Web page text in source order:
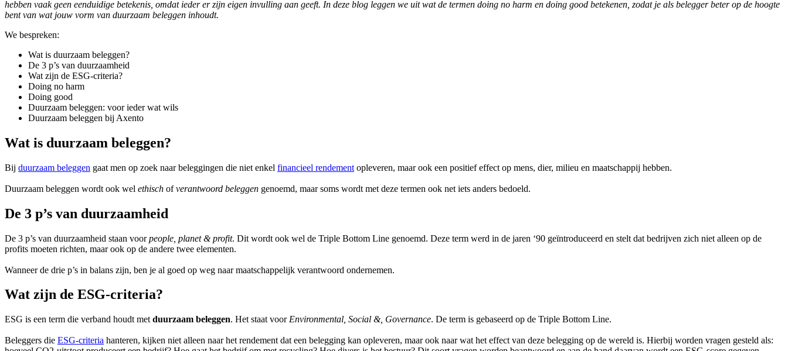
screen
reader
to
navigate
interact
with
content.
hebben vaak geen eenduidige betekenis, omdat ieder er zijn eigen invulling aan geeft. In deze blog leggen we uit wat de termen doing no harm en doing good betekenen, zodat je als belegger beter op de hoogte
bent van wat jouw vorm van duurzaam beleggen inhoudt.
We bespreken:
Wat is duurzaam beleggen?
De 3 p’s van duurzaamheid
Wat zijn de ESG-criteria?
Doing no harm
Doing good
Duurzaam beleggen: voor ieder wat wils
Duurzaam beleggen bij Axento
Wat is duurzaam beleggen?
Bij duurzaam beleggen gaat men op zoek naar beleggingen die niet enkel financieel rendement opleveren, maar ook een positief effect op mens, dier, milieu en maatschappij hebben.
Duurzaam beleggen wordt ook wel ethisch ofverantwoord beleggen genoemd, maar soms wordt met deze termen ook net iets anders bedoeld.
De 3 p’s van duurzaamheid
De 3 p’s van duurzaamheid staan voorpeople, planet & profit. Dit wordt ook wel de Triple Bottom Line genoemd. Deze term werd in de jaren ‘90 geïntroduceerd en stelt dat bedrijven zich niet alleen op de
profits moeten richten, maar ook op de andere twee elementen.
Wanneer de drie p’s in balans zijn, ben je al goed op weg naar maatschappelijk verantwoord ondernemen.
Wat zijn de ESG-criteria?
ESG is een term die verband houdt met duurzaam beleggen. Het staat voor Environmental, Social &, Governance. De term is gebaseerd op de Triple Bottom Line.
Beleggers die ESG-criteria hanteren, kijken niet alleen naar het rendement dat een belegging kan opleveren, maar ook naar wat het effect van deze belegging op de wereld is. Hierbij worden vragen gesteld als: